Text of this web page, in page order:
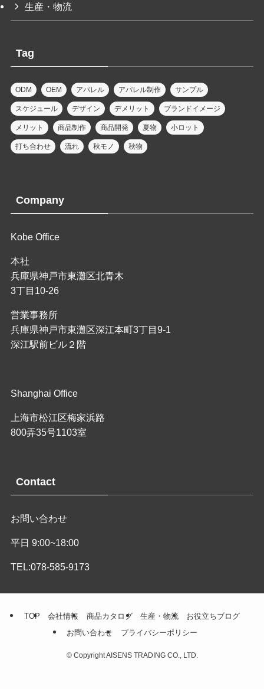
生産・物流
Tag
ODM OEM アパレル アパレル制作 サンプル
スケジュール デザイン デメリット ブランドイメージ
メリット 商品制作 商品開発 夏物 小ロット
打ち合わせ 流れ 秋モノ 秋物
Company
Kobe Office
本社
兵庫県神戸市東灘区北青木
3丁目10-26
営業事務所
兵庫県神戸市東灘区深江本町3丁目9-1
深江駅前ビル２階
Shanghai Office
上海市松江区梅家浜路
800弄35号1103室
Contact
お問い合わせ
平日 9:00~18:00
TEL:078-585-9173
TOP 会社情報 商品カタログ 生産・物流
お役立ちブログ
お問い合わせ
プライバシーポリシー
©Copyright AISENS TRADING CO., LTD.